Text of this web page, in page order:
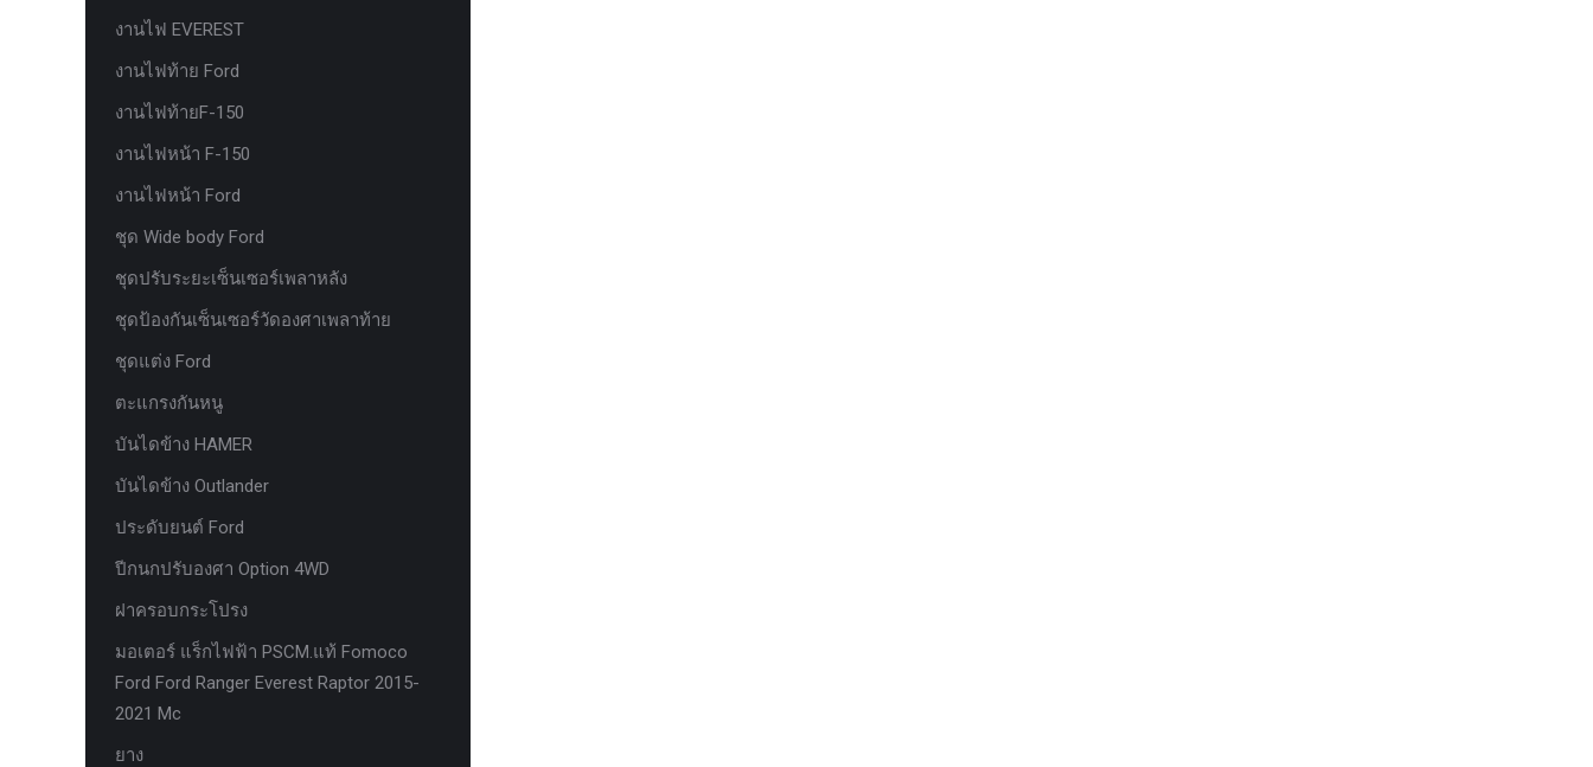
งานไฟ EVEREST
งานไฟท้าย Ford
งานไฟท้ายF-150
งานไฟหน้า F-150
งานไฟหน้า Ford
ชุด Wide body Ford
ชุดปรับระยะเซ็นเซอร์เพลาหลัง
ชุดป้องกันเซ็นเซอร์วัดองศาเพลาท้าย
ชุดแต่ง Ford
ตะแกรงกันหนู
บันไดข้าง HAMER
บันไดข้าง Outlander
ประดับยนต์ Ford
ปีกนกปรับองศา Option 4WD
ฝาครอบกระโปรง
มอเตอร์ แร็กไฟฟ้า PSCM.แท้ Fomoco
Ford Ford Ranger Everest Raptor 2015-
2021 Mc
ยาง
หน้าจอเรือนไมล์แท้ FORD EVEREST
PART J
ห่วงแดง HAMER
ห่วงโอเมก้า option
หัวเกียร์
อุปกรณ์ภายในรถยนต์ FORD
เคสกุญแจคาร์บอน for ford next gen
เซ็นเซอร์หน้าพร้อมสายแท้ 4 จุด ตรงรุ่น
Ranger Everest Raptor MC ปี 2015-2021
เซ็นเซอร์หน้าพร้อมสายแท้ 6 จุด ตรงรุ่น
Ranger Everest Raptor MC ปี 2015-2021
แผงครอบแอร์ FCIM ตรงรุ่น Ford XLT.
แผงควบคุมแอร์ FCIM ตรงรุ่น FORD
EVEREST 2.2 3.2 2.0
แหนบแอด option 4wd